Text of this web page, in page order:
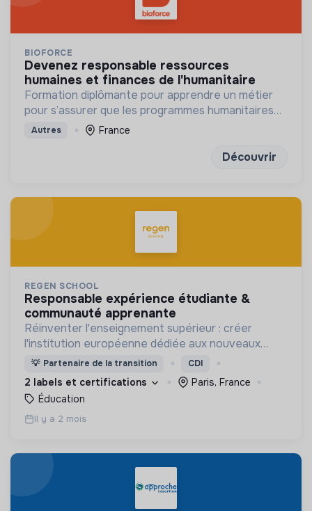
BIOFORCE
devenez responsable ressources
humaines et finances de l'humanitaire
Formation diplômante pour apprendre un métier
pour s’assurer que les programmes humanitaires
disposent des ressources humaines, financières et
Autres France
Découvrir
REGEN SCHOOL
responsable expérience étudiante &
communauté apprenante
Réinventer l'enseignement supérieur : créer
l'institution européenne dédiée aux nouveaux
modèles économiques et à la formation des
décideurs éclairés du 21ème siècle.
💡 Partenaire de la transition CDI
2 labels et certifications
Paris, France
Éducation
Il y a 2 mois